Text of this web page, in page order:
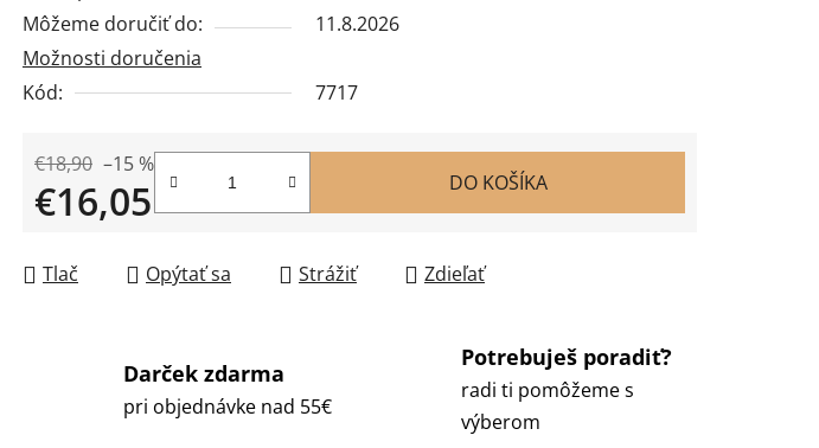
Môžeme doručiť do:
11.8.2026
Možnosti doručenia
Kód:
7717
€18,90 –15 %
€16,05 DO KOŠÍKA
Tlač Opýtať sa Strážiť Zdieľať
Darček zdarma
pri objednávke nad 55€
Potrebuješ poradiť?
radi ti pomôžeme s
výberom